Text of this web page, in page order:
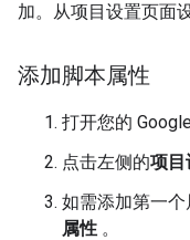
加。从项目设置页面
添加脚本属性
打开您的
点击左侧的项目
如需添加第一
属性 。